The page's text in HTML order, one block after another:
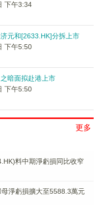
下午3:34
济元和[2633.HK]分拆上市
下午5:50
之暗面拟赴港上市
下午5:50
更多
料中期淨虧損同比收窄
淨虧損擴大至5588.3萬元